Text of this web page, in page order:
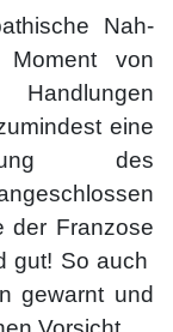
Nah-
von
eine
des
der Franzose
gut! So auch
gewarnt und